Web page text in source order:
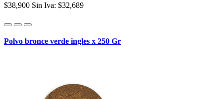
$38,900 Sin Iva: $32,689
Polvo bronce verde ingles x 250 Gr